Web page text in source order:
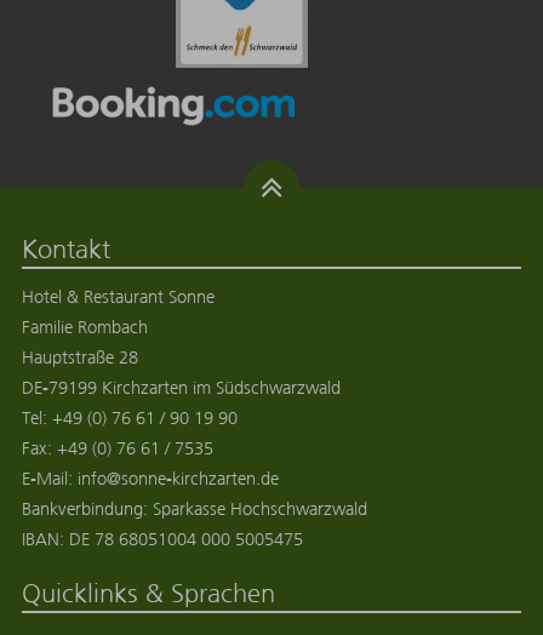
Kontakt
Hotel & Restaurant Sonne
Familie Rombach
Hauptstraße 28
DE-79199 Kirchzarten im Südschwarzwald
Tel:+49 (0) 76 61 / 90 19 90
Fax:+49 (0) 76 61 / 7535
E-Mail: info@sonne-kirchzarten.de
Bankverbindung: Sparkasse Hochschwarzwald
IBAN: DE 78 68051004 000 5005475
Quicklinks & Sprachen